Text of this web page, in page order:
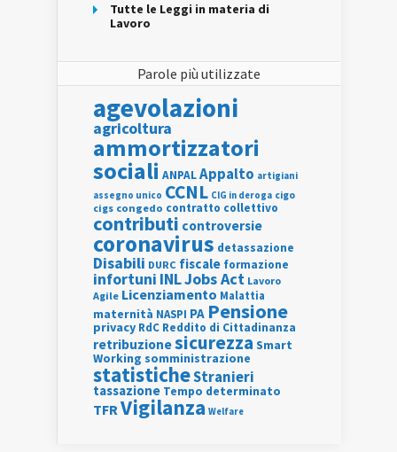
Tutte le Leggi in materia di
Lavoro
Parole più utilizzate
agevolazioni
agricoltura
ammortizzatori
sociali ANPALAppalto artigiani
assegno unico CCNL CIG in deroga cigo
cigs congedo contratto collettivo
contributi controversie
coronavirus detassazione
Disabili DURC fiscale formazione
infortuni INLJobs Act Lavoro
Agile Licenziamento Malattia
maternità NASPI PA Pensione
privacy RdC Reddito di Cittadinanza
retribuzionesicurezza Smart
Working somministrazione
statisticheStranieri
tassazione Tempo determinato
TFRVigilanza Welfare